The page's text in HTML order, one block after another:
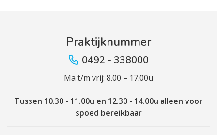
Praktijknummer
0492 - 338000
Ma t/m vrij: 8.00 – 17.00u
Tussen 10.30 - 11.00u en 12.30 - 14.00u alleen voor
spoed bereikbaar